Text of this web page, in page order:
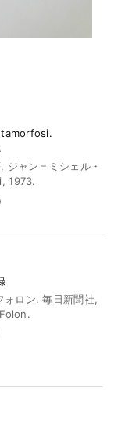
ジャン＝ミシェル・
1973.
ォロン. 毎日新聞社,